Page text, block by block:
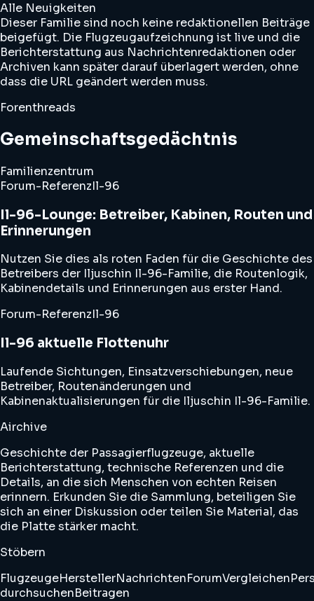
Alle Neuigkeiten
Dieser Familie sind noch keine redaktionellen Beiträge
beigefügt. Die Flugzeugaufzeichnung ist live und die
Berichterstattung aus Nachrichtenredaktionen oder
Archiven kann später darauf überlagert werden, ohne
dass die URL geändert werden muss.
Forenthreads
Gemeinschaftsgedächtnis
Familienzentrum
Forum-ReferenzIl-96
Il-96-Lounge: Betreiber, Kabinen, Routen und
Erinnerungen
Nutzen Sie dies als roten Faden für die Geschichte des
Betreibers der Iljuschin Il-96-Familie, die Routenlogik,
Kabinendetails und Erinnerungen aus erster Hand.
Forum-ReferenzIl-96
Il-96 aktuelle Flottenuhr
Laufende Sichtungen, Einsatzverschiebungen, neue
Betreiber, Routenänderungen und
Kabinenaktualisierungen für die Iljuschin Il-96-Familie.
Airchive
Geschichte der Passagierflugzeuge, aktuelle
Berichterstattung, technische Referenzen und die
Details, an die sich Menschen von echten Reisen
erinnern. Erkunden Sie die Sammlung, beteiligen Sie
sich an einer Diskussion oder teilen Sie Material, das
die Platte stärker macht.
Stöbern
FlugzeugeHerstellerNachrichtenForumVergleichen
durchsuchenBeitragen